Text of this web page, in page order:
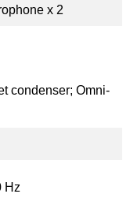
x 2
condenser; Omni-
Hz